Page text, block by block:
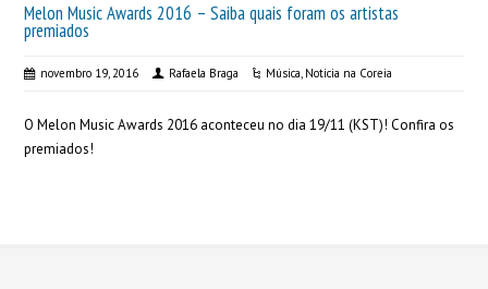
Melon Music Awards 2016 – Saiba quais foram os artistas
premiados
novembro 19, 2016 Rafaela Braga Música, Noticia na Coreia
O Melon Music Awards 2016 aconteceu no dia 19/11 (KST)! Confira os
premiados!